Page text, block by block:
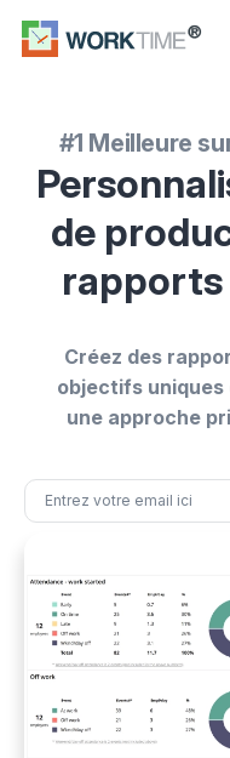
#1 Meilleure
de
rapports
Créez des
objectifs
une approche